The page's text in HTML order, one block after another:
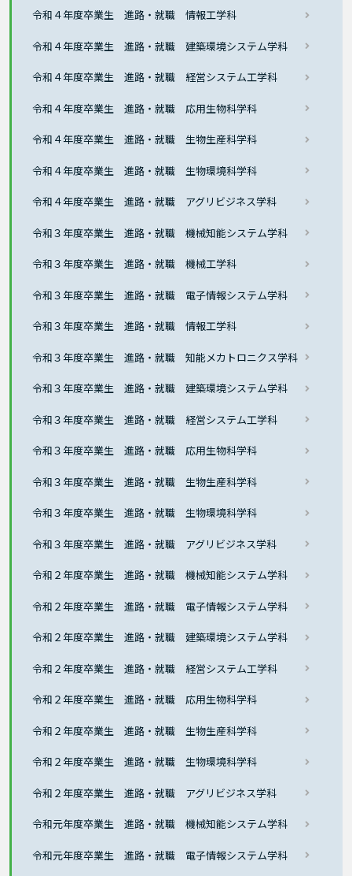
令和４年度卒業生 進路・就職 情報工学科
令和４年度卒業生 進路・就職 建築環境システム学科
令和４年度卒業生 進路・就職 経営システム工学科
令和４年度卒業生 進路・就職 応用生物科学科
令和４年度卒業生 進路・就職 生物生産科学科
令和４年度卒業生 進路・就職 生物環境科学科
令和４年度卒業生 進路・就職 アグリビジネス学科
令和３年度卒業生 進路・就職 機械知能システム学科
令和３年度卒業生 進路・就職 機械工学科
令和３年度卒業生 進路・就職 電子情報システム学科
令和３年度卒業生 進路・就職 情報工学科
令和３年度卒業生 進路・就職 知能メカトロニクス学科
令和３年度卒業生 進路・就職 建築環境システム学科
令和３年度卒業生 進路・就職 経営システム工学科
令和３年度卒業生 進路・就職 応用生物科学科
令和３年度卒業生 進路・就職 生物生産科学科
令和３年度卒業生 進路・就職 生物環境科学科
令和３年度卒業生 進路・就職 アグリビジネス学科
令和２年度卒業生 進路・就職 機械知能システム学科
令和２年度卒業生 進路・就職 電子情報システム学科
令和２年度卒業生 進路・就職 建築環境システム学科
令和２年度卒業生 進路・就職 経営システム工学科
令和２年度卒業生 進路・就職 応用生物科学科
令和２年度卒業生 進路・就職 生物生産科学科
令和２年度卒業生 進路・就職 生物環境科学科
令和２年度卒業生 進路・就職 アグリビジネス学科
令和元年度卒業生 進路・就職 機械知能システム学科
令和元年度卒業生 進路・就職 電子情報システム学科